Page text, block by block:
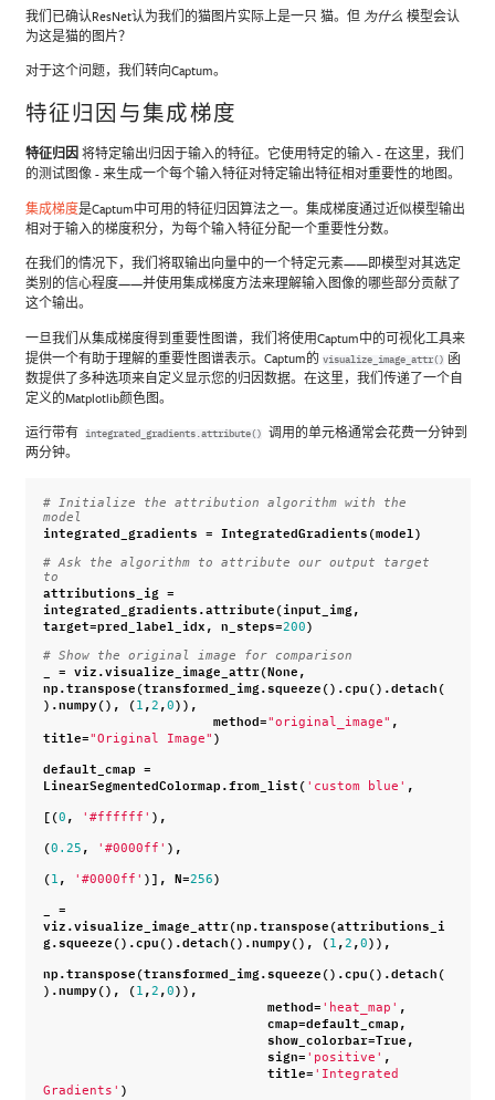
我们已确认ResNet认为我们的猫图片实际上是一只 猫。但 为什么 模型会认
为这是猫的图片？
对于这个问题，我们转向Captum。
特征归因与集成梯度
特征归因 将特定输出归因于输入的特征。它使用特定的输入 - 在这里，我们
的测试图像 - 来生成一个每个输入特征对特定输出特征相对重要性的地图。
集成梯度是Captum中可用的特征归因算法之一。集成梯度通过近似模型输出
相对于输入的梯度积分，为每个输入特征分配一个重要性分数。
在我们的情况下，我们将取输出向量中的一个特定元素——即模型对其选定
类别的信心程度——并使用集成梯度方法来理解输入图像的哪些部分贡献了
这个输出。
一旦我们从集成梯度得到重要性图谱，我们将使用Captum中的可视化工具来
提供一个有助于理解的重要性图谱表示。Captum的 visualize_image_attr() 函
数提供了多种选项来自定义显示您的归因数据。在这里，我们传递了一个自
定义的Matplotlib颜色图。
运行带有 integrated_gradients.attribute()
调用的单元格通常会花费一分钟到
两分钟。
# Initialize the attribution algorithm with the
model
integrated_gradients = IntegratedGradients(model )
# Ask the algorithm to attribute our output target
to
attributions_ig =
integrated_gradients.attribute(input_img,
target=pred_label_idx, n_steps=200)
# Show the original image for comparison
= viz.visualize_image_attr(None,
np.transpose(transformed_img.squeeze() .cpu() .detach(
) .numpy(), (1 ,2 ,0)),
method="original_image" ,
title="Original Image" )
default_cmap =
LinearSegmentedColormap.from_list( 'custom blue' ,
[(0 , '#ffffff' ),
(0.25 , '#0000ff' ),
(1 , '#0000ff' )], N=256)
=
viz.visualize_image_attr(np.transpose(attributions_i
g.squeeze() .cpu() .detach() .numpy(), (1 ,2 ,0)),
np.transpose(transformed_img.squeeze() .cpu() .detach(
) .numpy(), (1 ,2 ,0)),
method= 'heat_map' ,
cmap=default_cmap,
show_colorbar=True,
sign= 'positive' ,
title= 'Integrated
Gradients' )